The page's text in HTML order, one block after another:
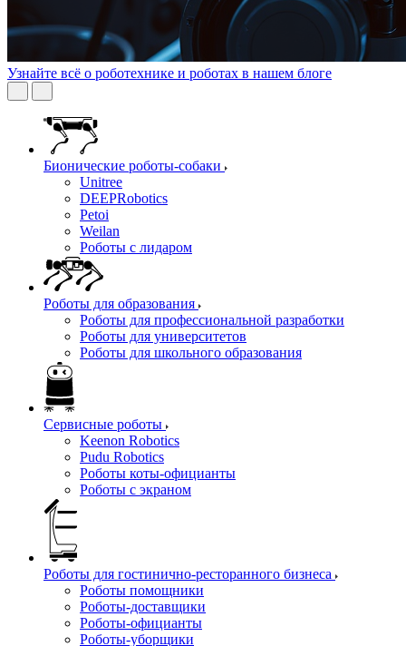
Узнайте всё о роботехнике и роботах в нашем блоге
Бионические роботы-собаки
Unitree
DEEPRobotics
Petoi
Weilan
Роботы с лидаром
Роботы для образования
Роботы для профессиональной разработки
Роботы для университетов
Роботы для школьного образования
Сервисные роботы
Keenon Robotics
Pudu Robotics
Роботы коты-официанты
Роботы с экраном
Роботы для гостинично-ресторанного бизнеса
Роботы помощники
Роботы-доставщики
Роботы-официанты
Роботы-уборщики